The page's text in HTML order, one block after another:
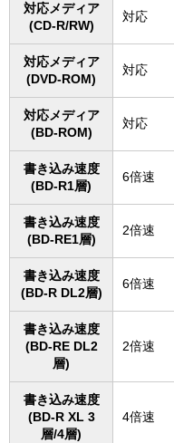
対応メディア
(CD-R/RW)
対応
対応メディア
(DVD-ROM)
対応
対応メディア
(BD-ROM)
対応
書き込み速度
(BD-R1層)
6倍速
書き込み速度
(BD-RE1層)
2倍速
書き込み速度
(BD-R DL2層)
6倍速
書き込み速度
(BD-RE DL2
層)
2倍速
書き込み速度
(BD-R XL 3
層/4層)
4倍速